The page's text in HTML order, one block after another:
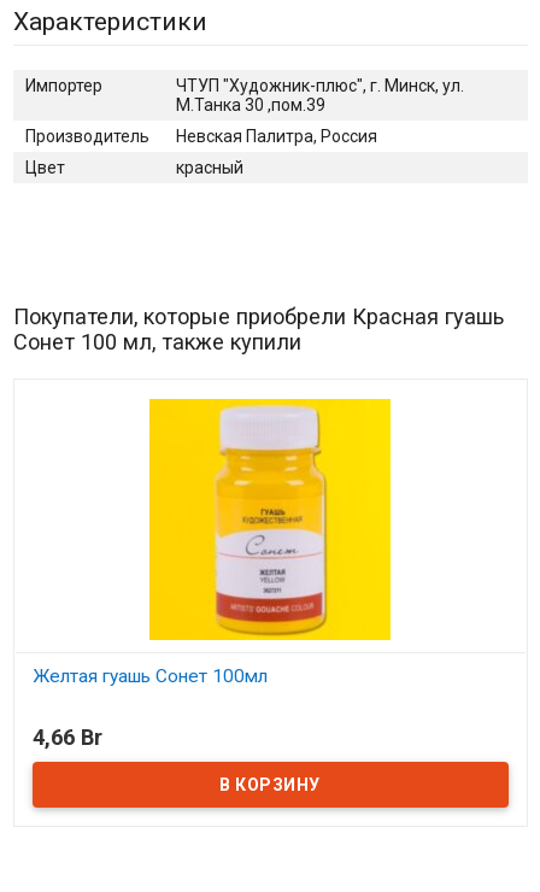
Характеристики
Импортер
ЧТУП "Художник-плюс", г. Минск, ул.
М.Танка 30 ,пом.39
Производитель
Невская Палитра, Россия
Цвет
красный
Покупатели, которые приобрели Красная гуашь
Сонет 100 мл, также купили
Желтая гуашь Сонет 100мл
4,66 Br